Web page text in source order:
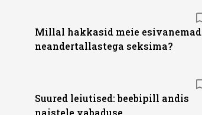
Millal hakkasid meie esivanemad
neandertallastega seksima?
Suured leiutised: beebipill andis
naistele vabaduse